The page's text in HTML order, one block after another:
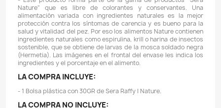
++++ 30 GRAMOS DE RAFFY I NATURE,
REEMPACADO. PRODUCTO COMPLETAMENTE
CARACTERÍSTICAS:
- Cuidamos juntos el planeta, si tienes un recipiente
una caneca original del producto Sera Raffy I
de los anteriores, no se preocupe, a sus
importara que se trate de producto reenvasado, se
con el mismo gusto !.